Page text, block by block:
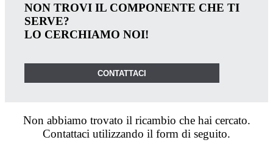
NON TROVI IL COMPONENTE CHE TI
SERVE?
LO CERCHIAMO NOI!
CONTATTACI
Non abbiamo trovato il ricambio che hai cercato.
Contattaci utilizzando il form di seguito.